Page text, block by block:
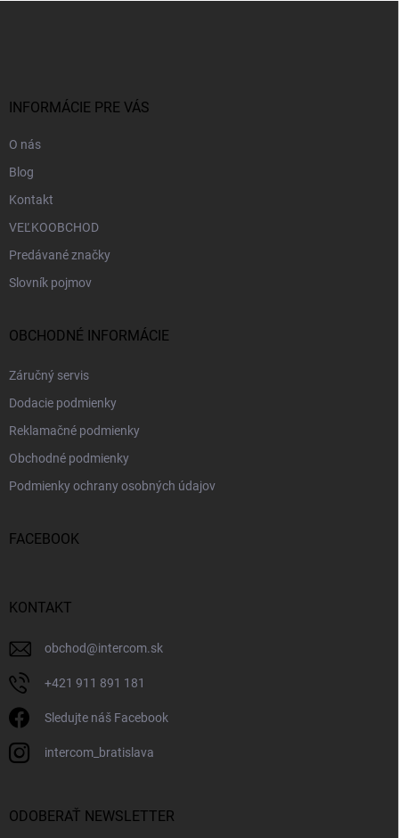
INFORMÁCIE PRE VÁS
O nás
Blog
Kontakt
VEĽKOOBCHOD
Predávané značky
Slovník pojmov
OBCHODNÉ INFORMÁCIE
Záručný servis
Dodacie podmienky
Reklamačné podmienky
Obchodné podmienky
Podmienky ochrany osobných údajov
FACEBOOK
KONTAKT
obchod@intercom.sk
+421 911 891 181
Sledujte náš Facebook
intercom_bratislava
ODOBERAŤ NEWSLETTER